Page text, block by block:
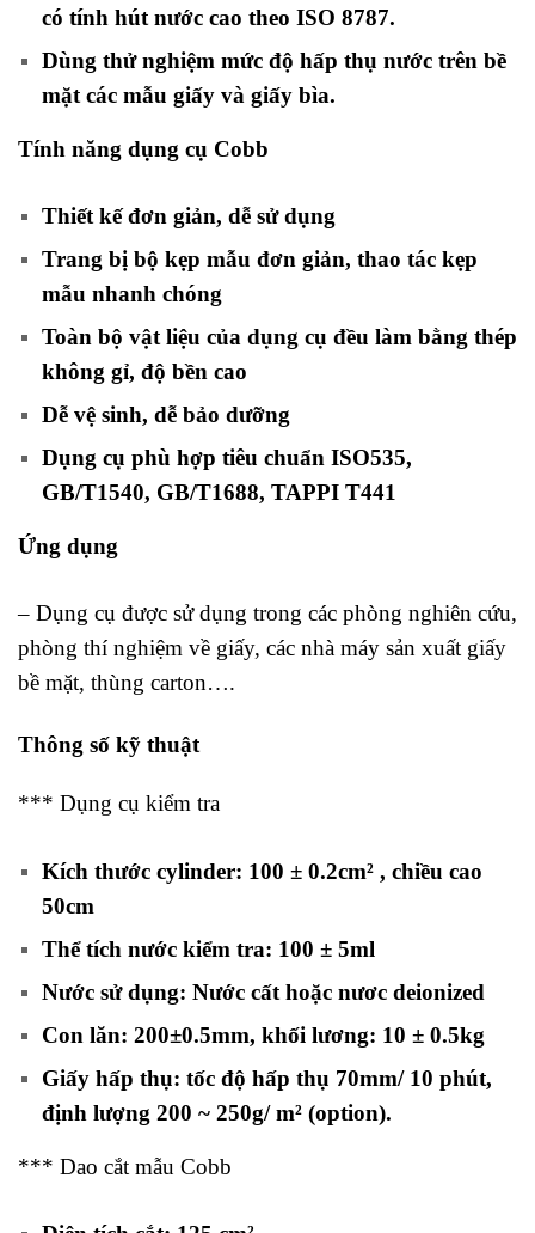
có tính hút nước cao theo ISO 8787.
Dùng thử nghiệm mức độ hấp thụ nước trên bề
mặt các mẫu giấy và giấy bìa.
Tính năng dụng cụ Cobb
Thiết kế đơn giản, dễ sử dụng
Trang bị bộ kẹp mẫu đơn giản, thao tác kẹp
mẫu nhanh chóng
Toàn bộ vật liệu của dụng cụ đều làm bằng thép
không gỉ, độ bền cao
Dễ vệ sinh, dễ bảo dưỡng
Dụng cụ phù hợp tiêu chuẩn ISO535,
GB/T1540, GB/T1688, TAPPI T441
Ứng dụng
– Dụng cụ được sử dụng trong các phòng nghiên cứu,
phòng thí nghiệm về giấy, các nhà máy sản xuất giấy
bề mặt, thùng carton….
Thông số kỹ thuật
*** Dụng cụ kiểm tra
Kích thước cylinder: 100 ± 0.2cm² , chiều cao
50cm
Thể tích nước kiểm tra: 100 ± 5ml
Nước sử dụng: Nước cất hoặc nươc deionized
Con lăn: 200±0.5mm, khối lương: 10 ± 0.5kg
Giấy hấp thụ: tốc độ hấp thụ 70mm/ 10 phút,
định lượng 200 ~ 250g/ m² (option).
*** Dao cắt mẫu Cobb